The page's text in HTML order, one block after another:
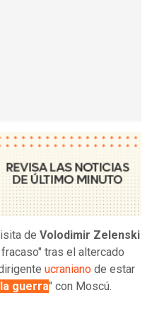
de Volodimir Zelenski
tras el altercado
ucraniano de estar
guerra" con Moscú.